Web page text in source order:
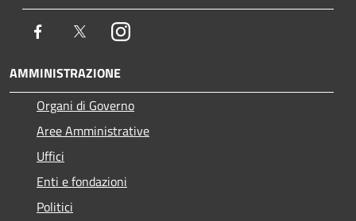
Facebook TwitterInstagram
AMMINISTRAZIONE
Organi di Governo
Aree Amministrative
Uffici
Enti e fondazioni
Politici